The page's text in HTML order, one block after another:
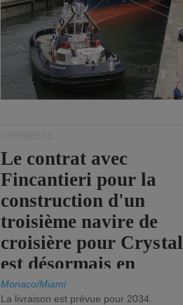
Le contrat avec
Fincantieri pour la
construction d'un
troisième navire de
croisière pour Crystal
est désormais en
vigueur.
Monaco/Miami
La livraison est prévue pour 2034.